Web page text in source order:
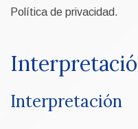
Política de privacidad.
Interpretación